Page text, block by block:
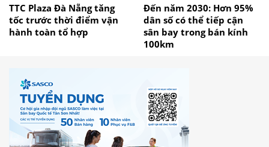
TTC Plaza Đà Nẵng tăng
tốc trước thời điểm vận
hành toàn tổ hợp
Đến năm 2030: Hơn 95%
dân số có thể tiếp cận
sân bay trong bán kính
100km